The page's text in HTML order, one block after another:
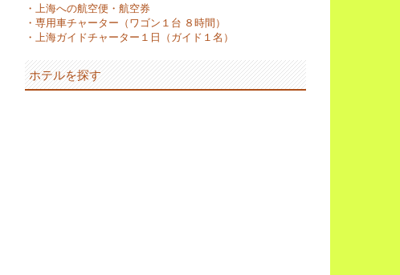
・ 上海への航空便・航空券
・ 専用車チャーター（ワゴン１台 ８時間）
・ 上海ガイドチャーター１日（ガイド１名）
ホテルを探す